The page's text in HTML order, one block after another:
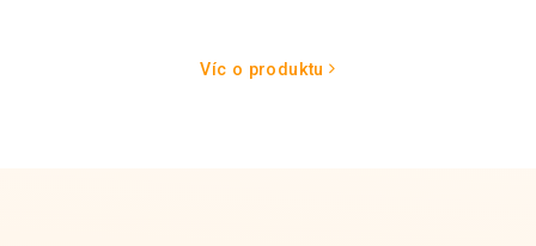
Víc o produktu